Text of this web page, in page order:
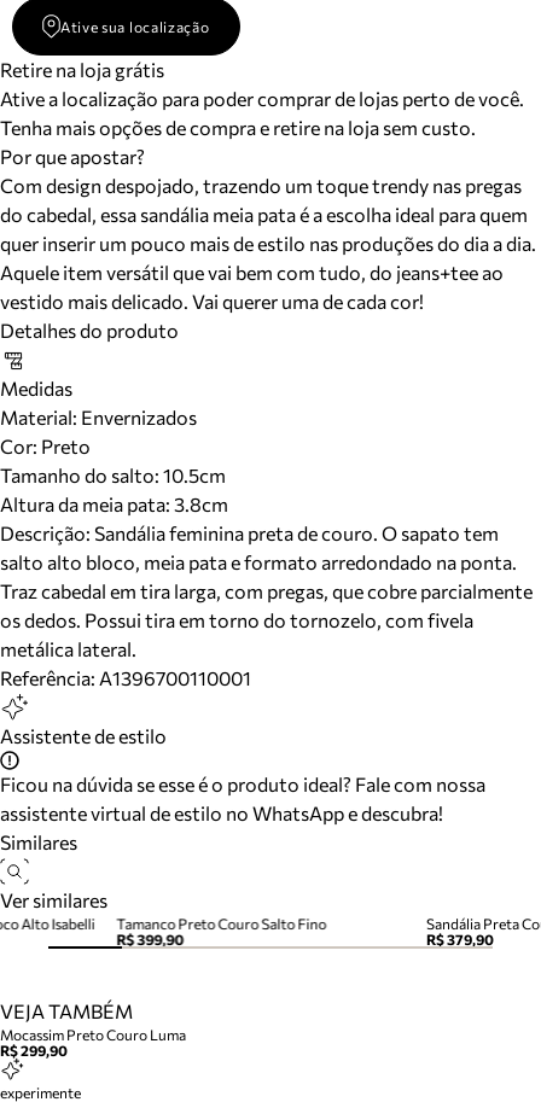
Ative sua localização
Retire na loja grátis
Ative a localização para poder comprar de lojas perto de você.
Tenha mais opções de compra e retire na loja sem custo.
Por que apostar?
Com design despojado, trazendo um toque trendy nas pregas
do cabedal, essa sandália meia pata é a escolha ideal para quem
quer inserir um pouco mais de estilo nas produções do dia a dia.
Aquele item versátil que vai bem com tudo, do jeans+tee ao
vestido mais delicado. Vai querer uma de cada cor!
Detalhes do produto
Medidas
Material: Envernizados
Cor: Preto
Tamanho do salto: 10.5cm
Altura da meia pata: 3.8cm
Descrição: Sandália feminina preta de couro. O sapato tem
salto alto bloco, meia pata e formato arredondado na ponta.
Traz cabedal em tira larga, com pregas, que cobre parcialmente
os dedos. Possui tira em torno do tornozelo, com fivela
metálica lateral.
Referência: A1396700110001
Assistente de estilo
Ficou na dúvida se esse é o produto ideal? Fale com nossa
assistente virtual de estilo no WhatsApp e descubra!
Similares
Ver similares
Tamanco Preto Couro Salto Fino
R$ 399,90
Sandália Preta
R$ 379,90
Alto Isabelli
VEJA TAMBÉM
Mocassim Preto Couro Luma
R$ 299,90
experimente